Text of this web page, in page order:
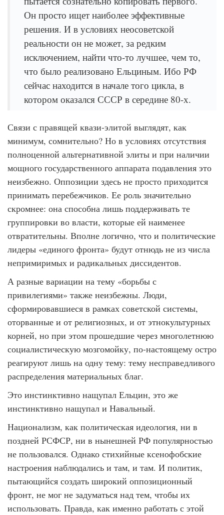
Он просто ищет наиболее эффективные
решения. И в условиях неосоветской
реальности он не может, за редким
исключением, найти что-то лучшее, чем то,
что было реализовано Ельциным. Ибо РФ
сейчас находится в начале того цикла, в
котором оказался СССР в середине 80-х.
Связи с правящей квази-элитой выглядят, как
минимум, сомнительно? Но в условиях отсутствия
полноценной альтернативной элиты и при наличии
мощного государственного аппарата подавления это
неизбежно. Оппозиции здесь не просто приходится
принимать перебежчиков. Ее роль значительно
скромнее: она способна лишь поддерживать те
группировки во власти, которые ей наименее
отвратительны. Вполне логично, что и политические
лидеры «единого фронта» будут отнюдь не из числа
непримиримых и радикальных диссидентов.
А разные вариации на тему «борьбы с
привилегиями» также неизбежны. Люди,
сформировавшиеся в рамках советской системы,
оторванные и от религиозных, и от этнокультурных
корней, но при этом прошедшие через многолетнюю
социалистическую мозгомойку, по-настоящему остро
реагируют лишь на одну тему: тему несправедливого
распределения материальных благ.
Это инстинктивно нащупал Ельцин, это же
инстинктивно нащупал и Навальный.
Национализм, как политическая идеология, ни в
поздней РСФСР, ни в нынешней РФ популярностью
не пользовался. Однако стихийные ксенофобские
настроения наблюдались и там, и там. И политик,
пытающийся создать широкий оппозиционный
фронт, не мог не задуматься над тем, чтобы их
использовать. Правда, как именно работать с этой